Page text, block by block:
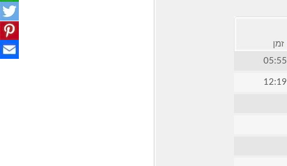
זמן
05:55
12:19